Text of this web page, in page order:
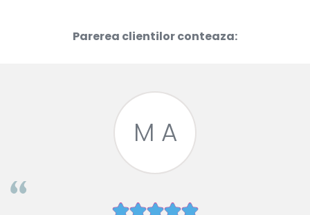
Parerea clientilor conteaza:
M A